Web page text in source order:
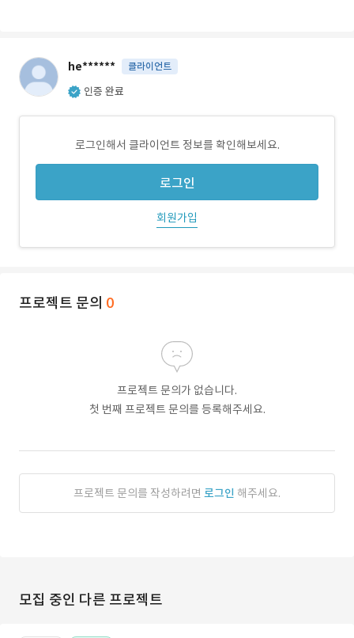
he****** 클라이언트
인증 완료
로그인해서 클라이언트 정보를 확인해보세요.
로그인
회원가입
프로젝트 문의 0
프로젝트 문의가 없습니다.
첫 번째 프로젝트 문의를 등록해주세요.
프로젝트 문의를 작성하려면 로그인 해주세요.
모집 중인 다른 프로젝트